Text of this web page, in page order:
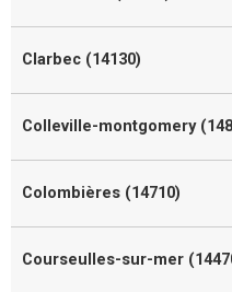
Clarbec (14130)
Colleville-montgomery
Colombières (14710)
Courseulles-sur-mer